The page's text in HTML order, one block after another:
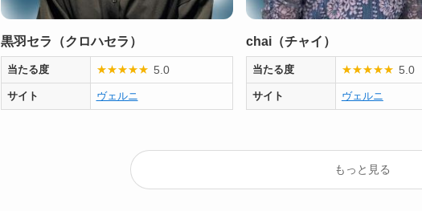
黒羽セラ（クロハセラ）
当たる度 ★★★★★ 5.0
サイト ヴェルニ
chai（チャイ）
当たる度 ★★★★★ 5.0
サイト ヴェルニ
もっと見る